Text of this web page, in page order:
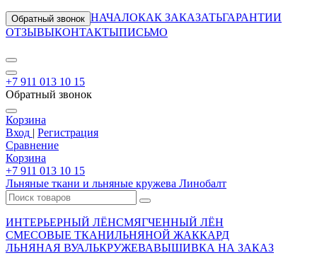
Обратный звонок НАЧАЛОКАК ЗАКАЗАТЬГАРАНТИИ
ОТЗЫВЫКОНТАКТЫПИСЬМО
+7 911 013 10 15
Обратный звонок
Корзина
Вход | Регистрация
Сравнение
Корзина
+7 911 013 10 15
Льняные ткани и льняные кружева Линобалт
ИНТЕРЬЕРНЫЙ ЛЁНСМЯГЧЕННЫЙ ЛЁН
СМЕСОВЫЕ ТКАНИЛЬНЯНОЙ ЖАККАРД
ЛЬНЯНАЯ ВУАЛЬКРУЖЕВАВЫШИВКА НА ЗАКАЗ